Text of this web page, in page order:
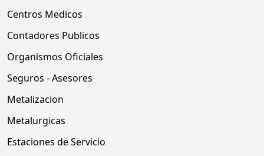
Centros Medicos
Contadores Publicos
Organismos Oficiales
Seguros - Asesores
Metalizacion
Metalurgicas
Estaciones de Servicio